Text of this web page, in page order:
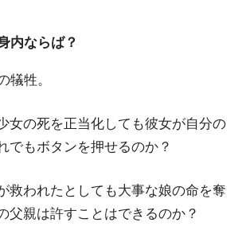
内ならば？
犠牲。
女の死を正当化しても彼女が自分の
でもボタンを押せるのか？
救われたとしても大事な娘の命を奪
父親は許すことはできるのか？